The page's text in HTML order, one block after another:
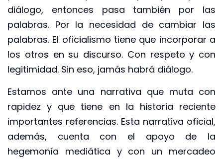
diálogo, entonces pasa también por las
palabras. Por la necesidad de cambiar las
palabras. El oficialismo tiene que incorporar a
los otros en su discurso. Con respeto y con
legitimidad. Sin eso, jamás habrá diálogo.
Estamos ante una narrativa que muta con
rapidez y que tiene en la historia reciente
importantes referencias. Esta narrativa oficial,
además, cuenta con el apoyo de la
hegemonía mediática y con un mercadeo